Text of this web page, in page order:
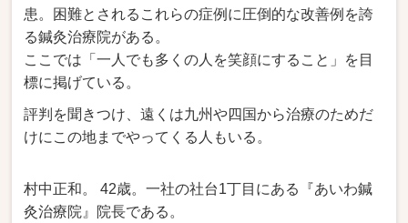
患。困難とされるこれらの症例に圧倒的な改善例を誇
る鍼灸治療院がある。
ここでは「一人でも多くの人を笑顔にすること」を目
標に掲げている。
評判を聞きつけ、遠くは九州や四国から治療のためだ
けにこの地までやってくる人もいる。
村中正和。 42歳。一社の社台1丁目にある『あいわ鍼
灸治療院』院長である。